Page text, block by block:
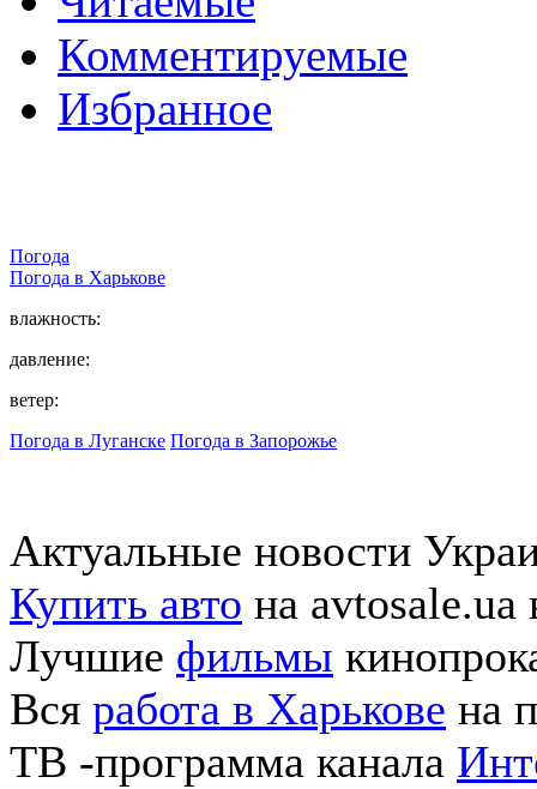
Комментируемые
Избранное
Погода
Погода в Харькове
влажность:
давление:
ветер:
Погода в Луганске Погода в Запорожье
Актуальные новости
Купить авто на avtosale.ua
Лучшие фильмы
Вся работа в Харькове на
ТВ -программа канала